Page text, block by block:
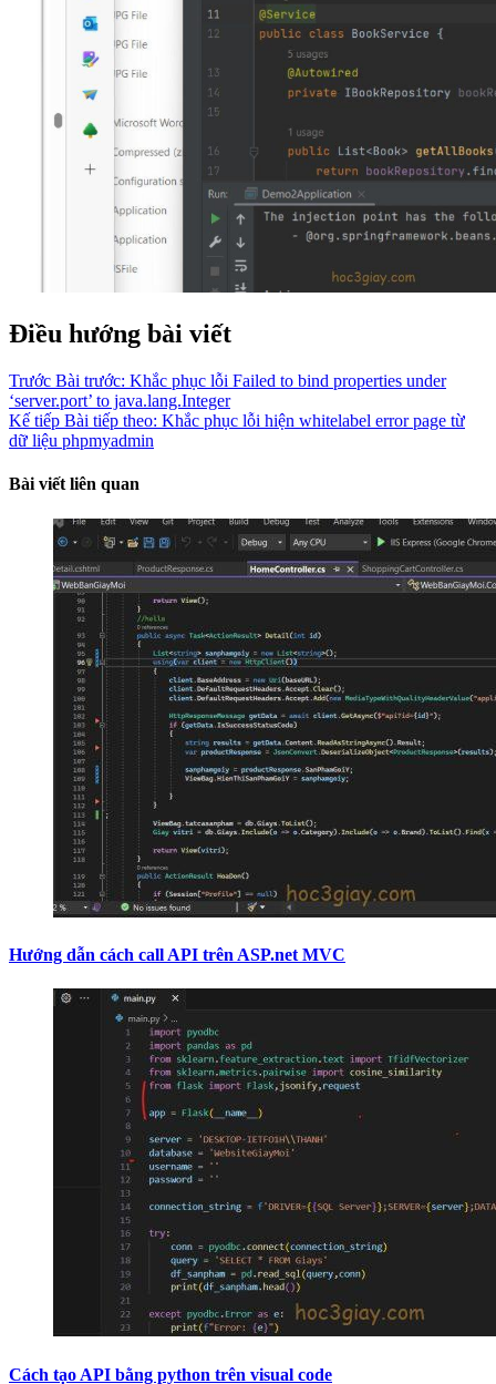
Điều hướng bài viết
Trước Bài trước: Khắc phục lỗi Failed to bind properties under
‘server.port’ to java.lang.Integer
Kế tiếp Bài tiếp theo: Khắc phục lỗi hiện whitelabel error page từ
dữ liệu phpmyadmin
Bài viết liên quan
Hướng dẫn cách call API trên ASP.net MVC
Cách tạo API bằng python trên visual code